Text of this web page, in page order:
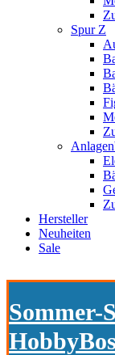
Spur Z
Hersteller
Neuheiten
Sale
Sommer-